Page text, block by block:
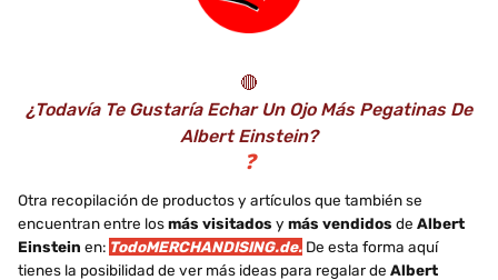
🔴
¿Todavía Te Gustaría Echar Un Ojo Más Pegatinas De
Albert Einstein?
❓
Otra recopilación de productos y artículos que también se
encuentran entre losmás visitados y más vendidos de Albert
Einstein en: TodoMERCHANDISING.de. De esta forma aquí
tienes la posibilidad de ver más ideas para regalar de Albert